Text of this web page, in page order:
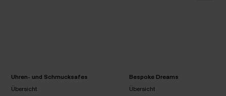
Uhren- und Schmucksafes
Übersicht
Bespoke Dreams
Übersicht